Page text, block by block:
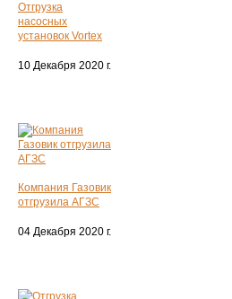
Отгрузка
насосных
установок Vortex
10 Декабря 2020 г.
Компания Газовик
отгрузила АГЗС
04 Декабря 2020 г.